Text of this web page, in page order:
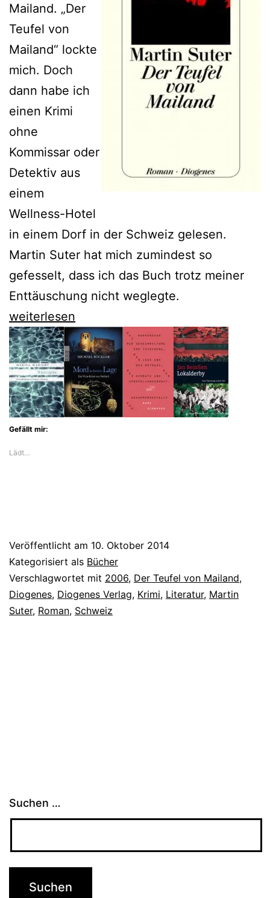
Mailand. „Der
Teufel von
Mailand“ lockte
mich. Doch
dann habe ich
einen Krimi
ohne
Kommissar oder
Detektiv aus
einem
Wellness-Hotel
in einem Dorf in der Schweiz gelesen.
Martin Suter hat mich zumindest so
gefesselt, dass ich das Buch trotz meiner
Enttäuschung nicht weglegte.
Martin
Suter
baut
einen
Krimi
um
Sage
weiterlesen
Gefällt mir:
Lädt…
Veröffentlicht am 10. Oktober 2014
Kategorisiert als Bücher
Verschlagwortet mit 2006, Der Teufel von Mailand,
Diogenes, Diogenes Verlag, Krimi, Literatur, Martin
Suter, Roman, Schweiz
Suchen …